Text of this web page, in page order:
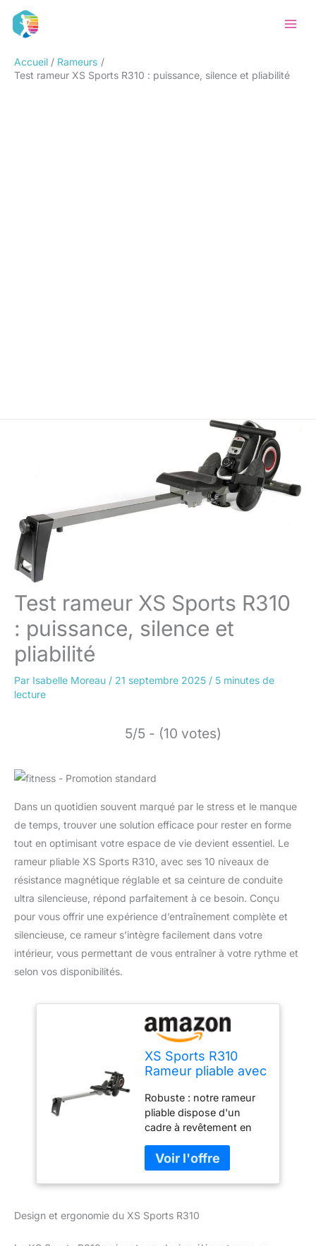
Accueil
Rameurs
Test rameur XS Sports R310 : puissance, silence et pliabilité
Test rameur XS Sports R310
: puissance, silence et
pliabilité
Par Isabelle Moreau / 21 septembre 2025 / 5 minutes de
lecture
5/5 - (10 votes)
Dans un quotidien souvent marqué par le stress et le manque
de temps, trouver une solution efficace pour rester en forme
tout en optimisant votre espace de vie devient essentiel. Le
rameur pliable XS Sports R310, avec ses 10 niveaux de
résistance magnétique réglable et sa ceinture de conduite
ultra silencieuse, répond parfaitement à ce besoin. Conçu
pour vous offrir une expérience d’entraînement complète et
silencieuse, ce rameur s’intègre facilement dans votre
intérieur, vous permettant de vous entraîner à votre rythme et
selon vos disponibilités.
XS Sports R310
Rameur pliable avec
résistance
magnétique
réglable et ceinture
de conduite
avancée ultra
silencieuse
Robuste : notre rameur
pliable dispose d'un
cadre à revêtement en
résister à l'épreuve du
temps ; nos rameurs
pliés peuvent supporter
100 kg ; si vous avez
Design et ergonomie du XS Sports R310
Rechercher